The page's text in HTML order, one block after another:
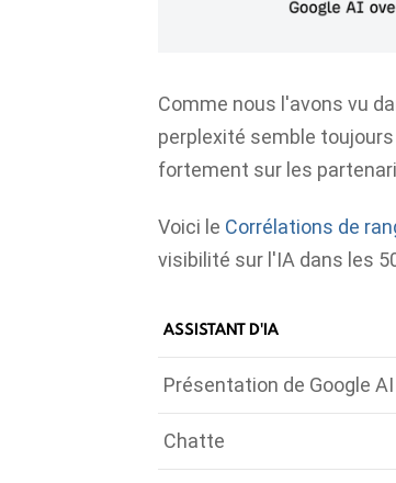
Comme nous l'avons vu
perplexité semble
fortement sur les
Voici le Corrélations de
visibilité sur l'IA dans les
ASSISTANT D'IA
Présentation de Google AI
Chatte